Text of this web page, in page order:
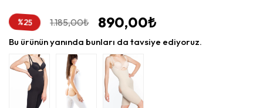
%25
İndirim
1.185,00₺ 890,00₺
Bu ürünün yanında bunları da tavsiye ediyoruz.